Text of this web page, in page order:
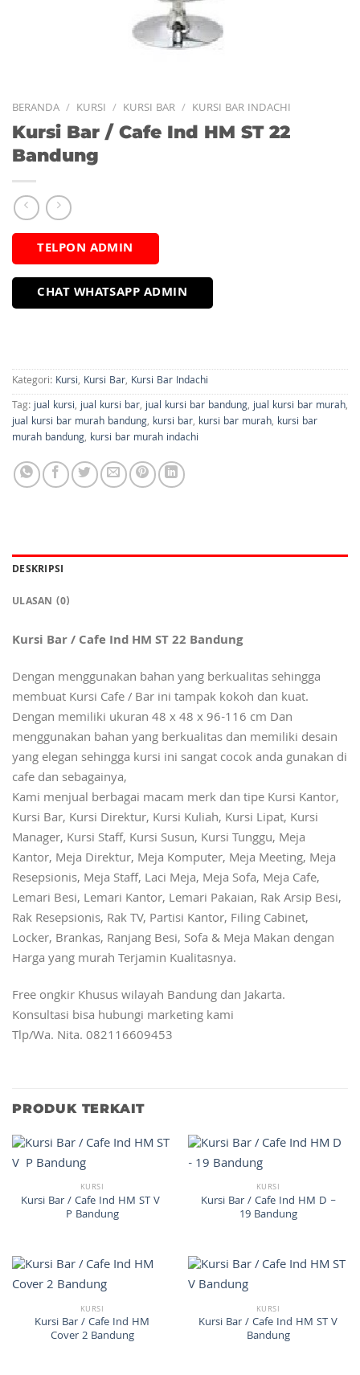
BERANDA / KURSI / KURSI BAR / KURSI BAR INDACHI
Kursi Bar / Cafe Ind HM ST 22
Bandung
TELPON ADMIN
CHAT WHATSAPP ADMIN
Kategori: Kursi, Kursi Bar, Kursi Bar Indachi
Tag:jual kursi,jual kursi bar,jual kursi bar bandung,jual kursi bar murah,
jual kursi bar murah bandung, kursi bar, kursi bar murah, kursi bar
murah bandung, kursi bar murah indachi
DESKRIPSI
ULASAN (0)
Kursi Bar / Cafe Ind HM ST 22 Bandung
Dengan menggunakan bahan yang berkualitas sehingga
membuat Kursi Cafe / Bar ini tampak kokoh dan kuat.
Dengan memiliki ukuran 48 x 48 x 96-116 cm Dan
menggunakan bahan yang berkualitas dan memiliki desain
yang elegan sehingga kursi ini sangat cocok anda gunakan di
cafe dan sebagainya,
Kami menjual berbagai macam merk dan tipe Kursi Kantor,
Kursi Bar, Kursi Direktur, Kursi Kuliah, Kursi Lipat, Kursi
Manager, Kursi Staff, Kursi Susun, Kursi Tunggu, Meja
Kantor, Meja Direktur, Meja Komputer, Meja Meeting, Meja
Resepsionis, Meja Staff, Laci Meja, Meja Sofa, Meja Cafe,
Lemari Besi, Lemari Kantor, Lemari Pakaian, Rak Arsip Besi,
Rak Resepsionis, Rak TV, Partisi Kantor, Filing Cabinet,
Locker, Brankas, Ranjang Besi, Sofa & Meja Makan dengan
Harga yang murah Terjamin Kualitasnya.
Free ongkir Khusus wilayah Bandung dan Jakarta.
Konsultasi bisa hubungi marketing kami
Tlp/Wa. Nita. 082116609453
PRODUK TERKAIT
KURSI
Kursi Bar / Cafe Ind HM ST V
P Bandung
KURSI
Kursi Bar / Cafe Ind HM D –
19 Bandung
KURSI
Kursi Bar / Cafe Ind HM
Cover 2 Bandung
KURSI
Kursi Bar / Cafe Ind HM ST V
Bandung